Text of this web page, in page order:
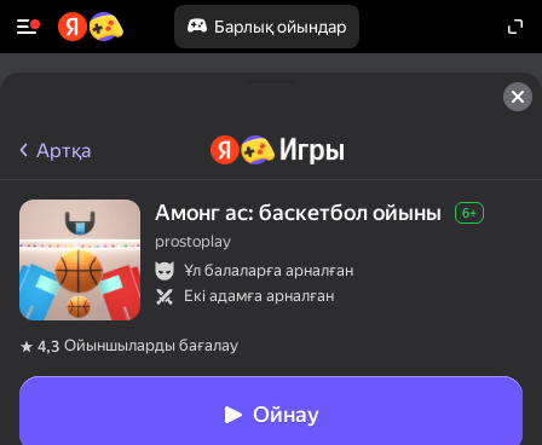
Барлық ойындар
Артқа
Амонг ас: баскетбол ойыны 6+
prostoplay
Ұл балаларға арналған
Екі адамға арналған
4,3 Ойыншыларды бағалау
Ойнау